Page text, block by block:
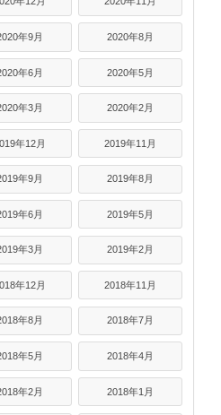
年9月 2020年8月
年6月 2020年5月
年3月 2020年2月
年12月 2019年11月
年9月 2019年8月
年6月 2019年5月
年3月 2019年2月
年12月 2018年11月
年8月 2018年7月
年5月 2018年4月
年2月 2018年1月